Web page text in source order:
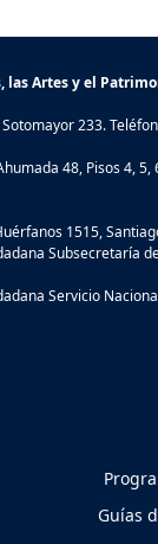
las Artes y el
233.
48, Pisos 4, 5,
1515,
Subsecretaría
Servicio
Guías